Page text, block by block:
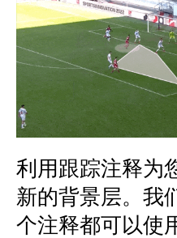
利用跟踪注释为
新的背景层。我
个注释都可以使